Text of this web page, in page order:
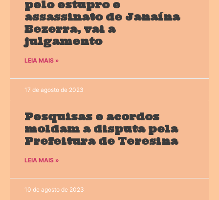
pelo estupro e
assassinato de Janaína
Bezerra, vai a
julgamento
LEIA MAIS »
17 de agosto de 2023
Pesquisas e acordos
moldam a disputa pela
Prefeitura de Teresina
LEIA MAIS »
10 de agosto de 2023